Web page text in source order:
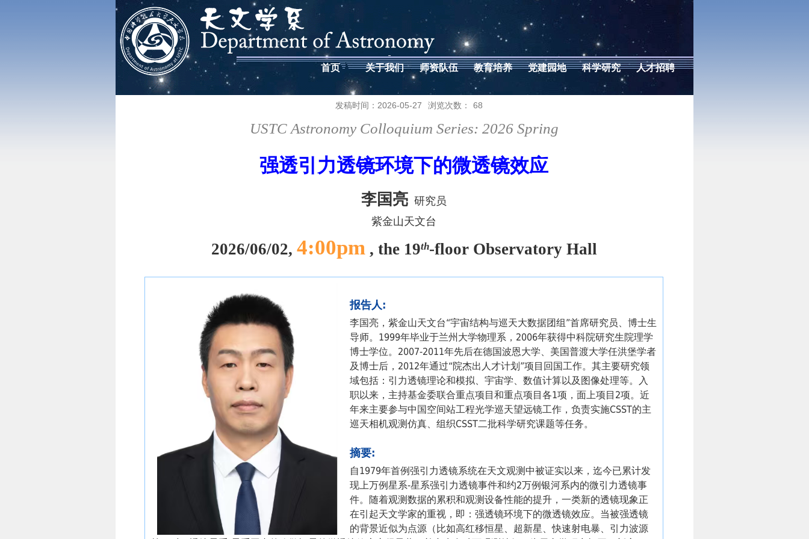
首页 关于我们 师资队伍 教育培养 党建园地 科学研究 人才招聘
发稿时间：2026-05-27 浏览次数： 68
USTC Astronomy Colloquium Series: 2026 Spring
强透引力透镜环境下的微透镜效应
李国亮 研究员
紫金山天文台
2026/06/02, 4:00pm, the 19th-floor Observatory Hall
报告人:
李国亮，紫金山天文台“宇宙结构与巡天大数据团组”首席研究员、博士生
导师。1999年毕业于兰州大学物理系，2006年获得中科院研究生院理学
博士学位。2007-2011年先后在德国波恩大学、美国普渡大学任洪堡学者
及博士后，2012年通过“院杰出人才计划”项目回国工作。其主要研究领
域包括：引力透镜理论和模拟、宇宙学、数值计算以及图像处理等。入
职以来，主持基金委联合重点项目和重点项目各1项，面上项目2项。近
年来主要参与中国空间站工程光学巡天望远镜工作，负责实施CSST的主
巡天相机观测仿真、组织CSST二批科学研究课题等任务。
摘要:
自1979年首例强引力透镜系统在天文观测中被证实以来，迄今已累计发
现上万例星系-星系强引力透镜事件和约2万例银河系内的微引力透镜事
件。随着观测数据的累积和观测设备性能的提升，一类新的透镜现象正
在引起天文学家的重视，即：强透镜环境下的微透镜效应。当被强透镜
的背景近似为点源（比如高红移恒星、超新星、快速射电暴、引力波源